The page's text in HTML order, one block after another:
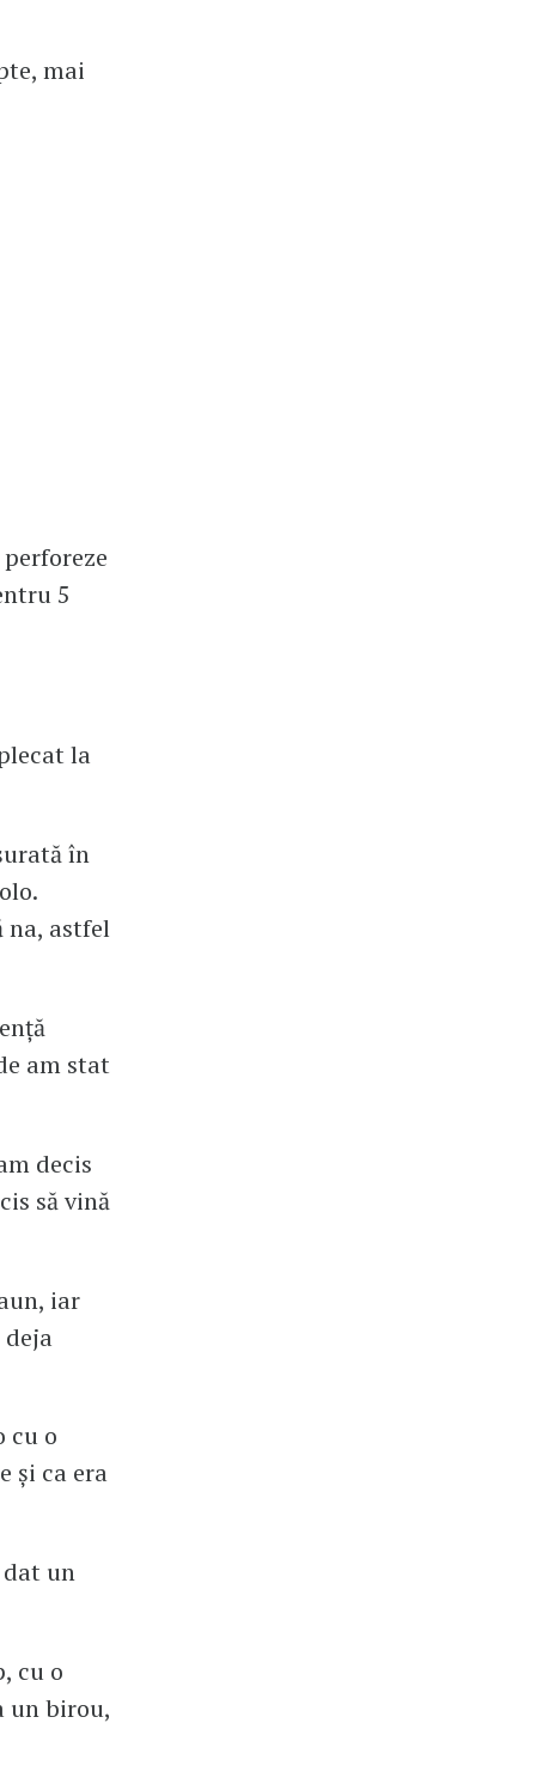
mai
5
la
în
na, astfel
am stat
decis
să vină
iar
deja
cu o
și ca era
un
cu o
un birou,